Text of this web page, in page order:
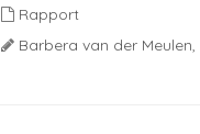
Rapport
Barbera van der Meulen,